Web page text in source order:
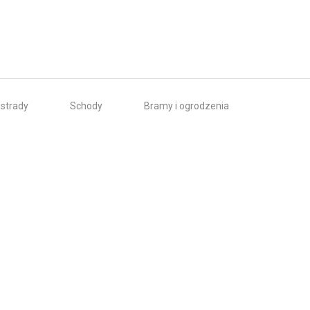
Bramy i ogrodzenia
Schody